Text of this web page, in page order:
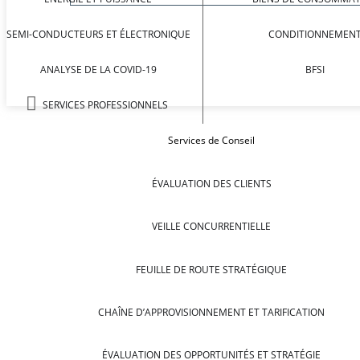
SEMI-CONDUCTEURS ET ÉLECTRONIQUE
ANALYSE DE LA COVID-19
SERVICES PROFESSIONNELS
BFSI
Services de Conseil
ÉVALUATION DES CLIENTS
VEILLE CONCURRENTIELLE
FEUILLE DE ROUTE STRATÉGIQUE
CHAÎNE D’APPROVISIONNEMENT ET TARIFICATION
ÉVALUATION DES OPPORTUNITÉS ET STRATÉGIE